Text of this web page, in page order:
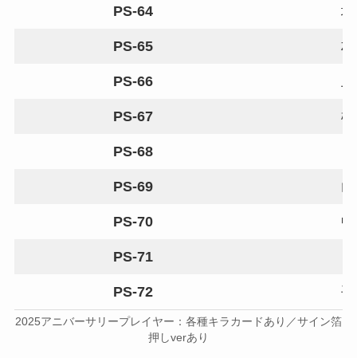
PS-64
PS-65
PS-66
PS-67
PS-68
PS-69
PS-70
PS-71
PS-72
2025アニバーサリープレイヤー：各種キラカードあり／サイン箔
押しverあり